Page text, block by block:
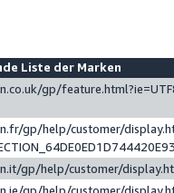
Liste der Marken
gp/
gp/help/customer/
gp/help/customer/
gp/help/customer/